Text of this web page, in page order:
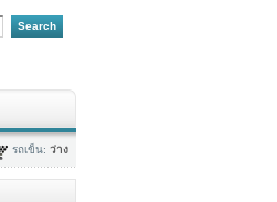
รถเข็น: ว่าง